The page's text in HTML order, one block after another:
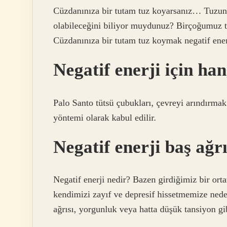
Cüzdanınıza bir tutam tuz koyarsanız…
olabileceğini biliyor muydunuz?
Cüzdanınıza bir tutam tuz koymak negatif
Negatif enerji için
Palo Santo tütsü çubukları, çevreyi
yöntemi olarak kabul edilir.
Negatif enerji baş
Negatif enerji nedir? Bazen girdiğimiz bir
kendimizi zayıf ve depresif hissetmemize
ağrısı, yorgunluk veya hatta düşük tansiyon